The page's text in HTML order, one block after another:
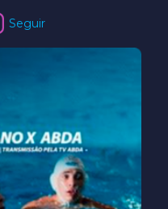
Seguir